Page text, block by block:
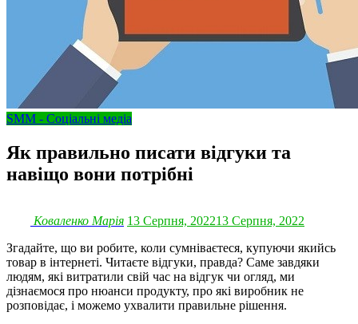
SMM - Соціальні медіа
Як правильно писати відгуки та
навіщо вони потрібні
Коваленко Марія 13 Серпня, 202213 Серпня, 2022
Згадайте, що ви робите, коли сумніваєтеся, купуючи якийсь
товар в інтернеті. Читаєте відгуки, правда? Саме завдяки
людям, які витратили свій час на відгук чи огляд, ми
дізнаємося про нюанси продукту, про які виробник не
розповідає, і можемо ухвалити правильне рішення.